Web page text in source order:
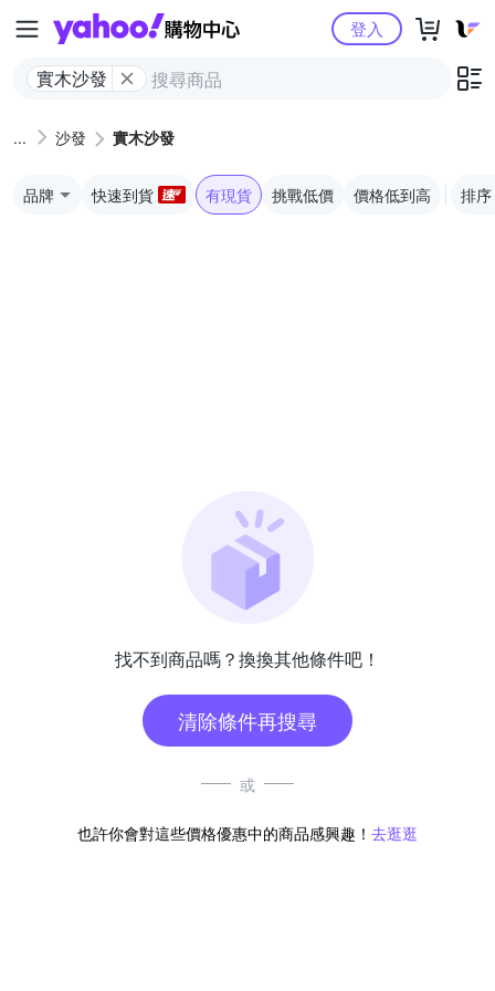
Yahoo購物中心
實木沙發
登入
沙發 實木沙發
品牌 快速到貨 有現貨 挑戰低價 價格低到高 排序
找不到商品嗎？換換其他條件吧！
清除條件再搜尋
或
也許你會對這些價格優惠中的商品感興趣！ 去逛逛